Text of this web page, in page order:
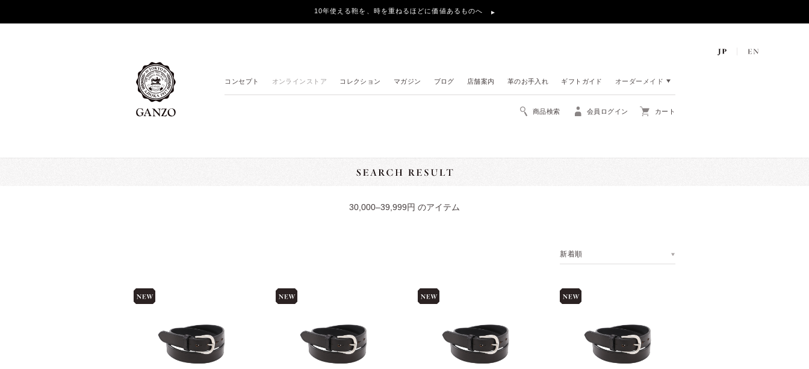
10年使える鞄を、時を重ねるほどに価値あるものへ
コンセプト オンラインストア コレクション マガジン ブログ 店舗案内 革のお手入れ ギフトガイド オーダーメイド
商品検索 会員ログイン カート
30,000–39,999円 のアイテム
新着順